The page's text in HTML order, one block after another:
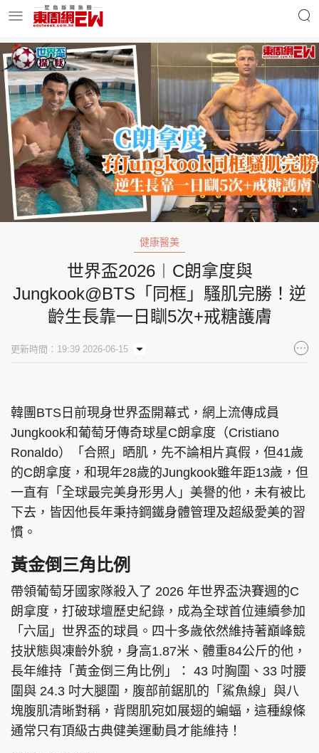
明星名人 時事財經
東周Ladies 優享生活
東周食玩通 會員活動
玄學靈異 東周專欄
東周刊 cazbuyer 東Touch
PCM 電腦廣場 星島頭條 星島日報
頭條日報
親子王 Oh!爸媽 JobMarket
頭條搵工 EDUPLUS
健康醫美
世界盃2026︱C朗拿度與
Jungkook@BTS「同框」騷肌完勝！逆
齡生長靠一日瞓5次+戒糖護膚
更新時間：19:39 2026-06-15
韓團BTS日前現身世界盃開幕式，網上流傳成員
Jungkook和葡萄牙傳奇球星C朗拿度（Cristiano
Ronaldo）「合照」晒肌，先不論相片真假，但41歲
的C朗拿度，和現年28歲的Jungkook雖年距13歲，但
一直有「全球最完美身形男人」美譽的他，未有被比
下去，皆因他長年秉持鋼鐵身體管理及超級愛美的習
慣。
黃金倒三角比例
帶領葡萄牙國家隊殺入了 2026 年世界盃決賽週的C
朗拿度，打破球壇歷史紀錄，成為全球首位連續參加
「六屆」世界盃的球員。四十多歲依然維持著巔峰競
技狀態與凍齡外貌，身高1.87米、體重84公斤的他，
長年維持「黃金倒三角比例」： 43 吋胸圍、33 吋腰
圍與 24.3 吋大腿圍，腹部前鋸肌的「鯊魚線」與八
塊腹肌清晰對稱，背闊肌宛如展翅的蝙蝠，這種線條
通常只有頂級古典健美運動員才能維持！